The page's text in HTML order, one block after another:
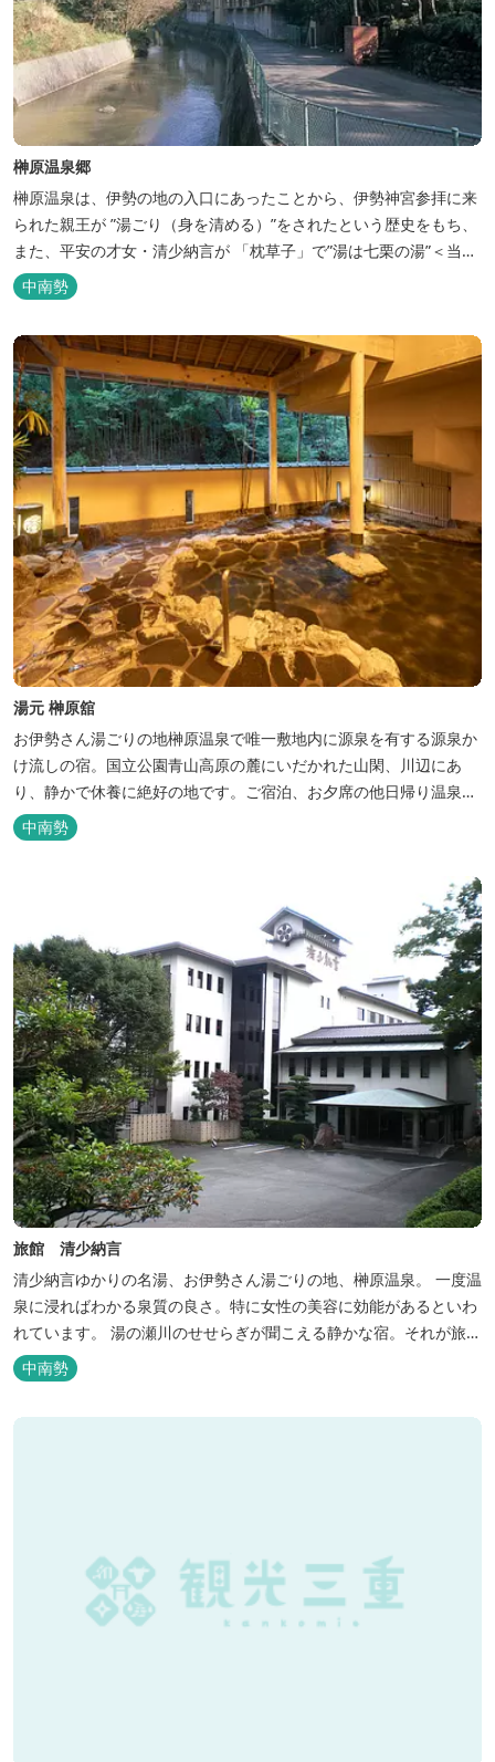
榊原温泉郷
榊原温泉は、伊勢の地の入口にあったことから、伊勢神宮参拝に来
られた親王が ”湯ごり（身を清める）”をされたという歴史をもち、
また、平安の才女・清少納言が 「枕草子」で”湯は七栗の湯”＜当時
の呼び名＞と称えており、 出雲の神を温泉の守り神として祀ってい
ることもあって、恋の和歌も多く残っています。 このように、宮中
や神宮にゆかりも深く、つるつるスベスベの肌ざわりの良い泉質は
心身の癒し...
中南勢
湯元 榊原舘
お伊勢さん湯ごりの地榊原温泉で唯一敷地内に源泉を有する源泉か
け流しの宿。国立公園青山高原の麓にいだかれた山閑、川辺にあ
り、静かで休養に絶好の地です。ご宿泊、お夕席の他日帰り温泉も
楽しめます。お料理にも温泉を用いた温泉野菜蒸しの他美と健康を
テーマとしたふるさと会席をご用意しています。
中南勢
旅館 清少納言
清少納言ゆかりの名湯、お伊勢さん湯ごりの地、榊原温泉。 一度温
泉に浸ればわかる泉質の良さ。特に女性の美容に効能があるといわ
れています。 湯の瀬川のせせらぎが聞こえる静かな宿。それが旅
館 清少納言です。柔らかく滑らかな安らぎの湯や旬の味、心のこ
もったおもてなしを心掛けております。 日頃の喧騒から離れ、平安
の才女清少納言もお墨付きの名湯を是非実感してください。
中南勢